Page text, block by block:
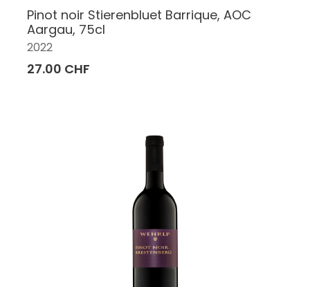
Pinot noir Stierenbluet Barrique, AOC
Aargau, 75cl
2022
27.00 CHF